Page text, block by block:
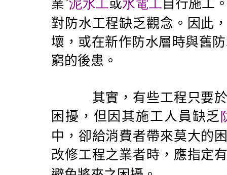
業ˋ泥水工或水電工自行施工
對防水工程缺乏觀念。因此
壞，或在新作防水層時與舊
窮的後患。
其實，有些工程只要於
困擾，但因其施工人員缺乏
中，卻給消費者帶來莫大的
改修工程之業者時，應指定